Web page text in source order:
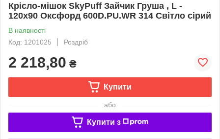
Крісло-мішок SkyPuff Зайчик Груша , L -
120х90 Оксфорд 600D.PU.WR 314 Світло сірий
В наявності
Код: 1201025
Роздріб
2 218,80 ₴
Купити
або
Купити з